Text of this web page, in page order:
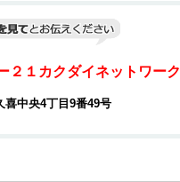
２１カクダイネットワーク
喜中央4丁目9番49号